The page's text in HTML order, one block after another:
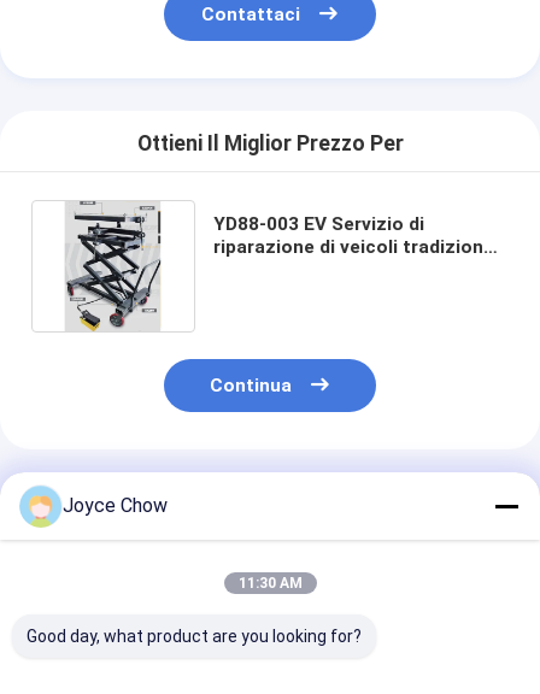
Contattaci
Ottieni Il Miglior Prezzo Per
YD88-003 EV Servizio di
riparazione di veicoli tradizionali
Continua
Prodotti Raccomandati
Joyce Chow
11:30 AM
Good day, what product are you looking for?